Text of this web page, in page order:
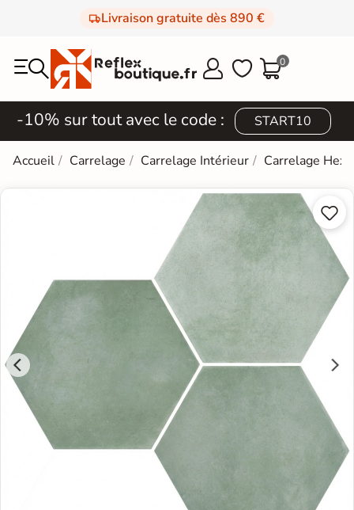
Livraison gratuite dès 890 €
  0
-10% sur tout avec le code : START10
Accueil Carrelage Carrelage Intérieur Carrelage

